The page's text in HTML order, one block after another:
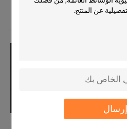
إرسال
الجديدة Hdpe